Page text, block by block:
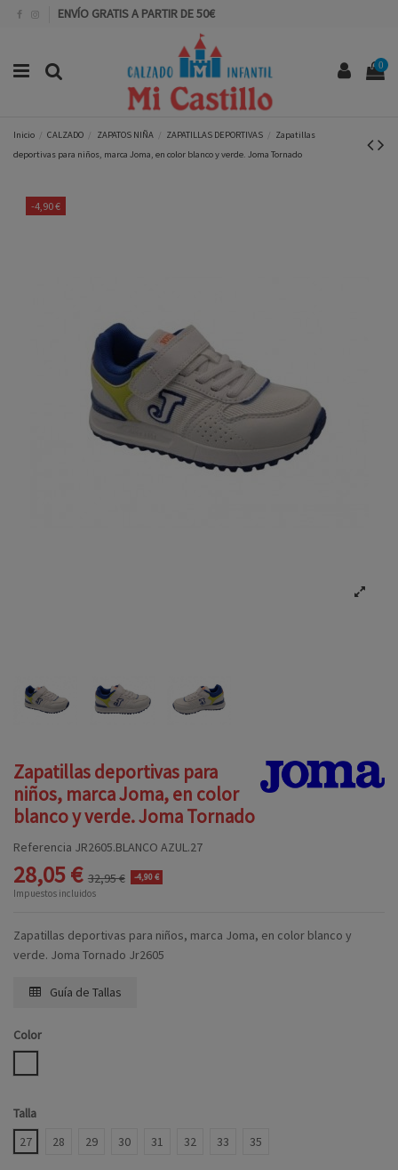
ENVÍO GRATIS A PARTIR DE 50€
0
Inicio CALZADO ZAPATOS NIÑA ZAPATILLAS DEPORTIVAS
Zapatillas
deportivas para niños, marca Joma, en color blanco y verde. Joma Tornado
-4,90 €
Zapatillas deportivas para
niños, marca Joma, en color
blanco y verde. Joma Tornado
Referencia JR2605.BLANCO AZUL.27
28,05 € 32,95 € -4,90 €
Impuestos incluidos
Zapatillas deportivas para niños, marca Joma, en color blanco y
verde. Joma Tornado Jr2605
Guía de Tallas
Color
Talla
27
28 29 30 31 32 33 35